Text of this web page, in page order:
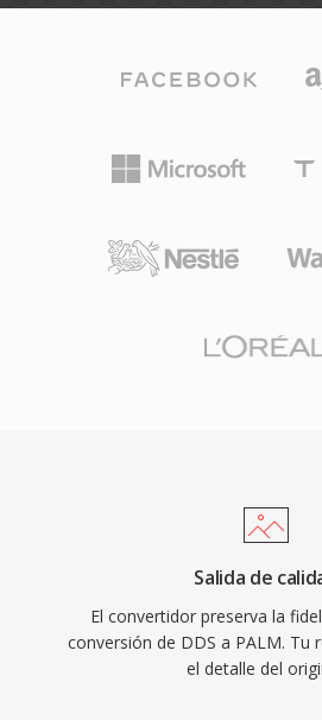
Salida de
El convertidor preserva la
conversión de DDS a PALM. Tu
el detalle del